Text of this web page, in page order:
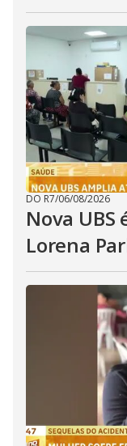
DO R7/06/08/2026
Nova
Lorena